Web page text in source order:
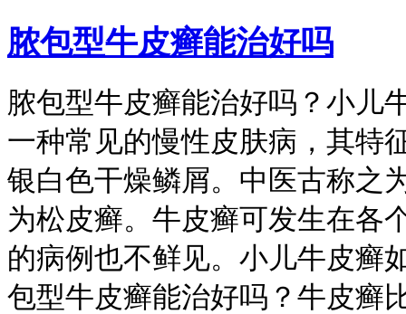
脓包型牛皮癣能治好吗
脓包型牛皮癣能治好吗？小儿
一种常见的慢性皮肤病，其特
银白色干燥鳞屑。中医古称之
为松皮癣。牛皮癣可发生在各
的病例也不鲜见。小儿牛皮癣
包型牛皮癣能治好吗？牛皮癣